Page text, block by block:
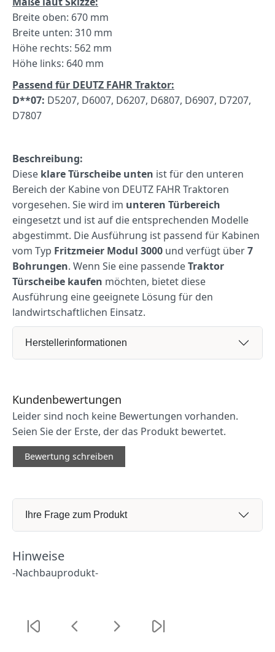
Breite oben: 670 mm
Breite unten: 310 mm
Höhe rechts: 562 mm
Höhe links: 640 mm
Passend für DEUTZ FAHR Traktor:
D**07: D5207, D6007, D6207, D6807, D6907, D7207,
D7807
Beschreibung:
Diese klare Türscheibe unten ist für den unteren
Bereich der Kabine von DEUTZ FAHR Traktoren
vorgesehen. Sie wird im unteren Türbereich
eingesetzt und ist auf die entsprechenden Modelle
abgestimmt. Die Ausführung ist passend für Kabinen
vom Typ Fritzmeier Modul 3000 und verfügt über7
Bohrungen. Wenn Sie eine passendeTraktor
Türscheibe kaufen möchten, bietet diese
Ausführung eine geeignete Lösung für den
landwirtschaftlichen Einsatz.
Herstellerinformationen
Kundenbewertungen
Leider sind noch keine Bewertungen vorhanden.
Seien Sie der Erste, der das Produkt bewertet.
Bewertung schreiben
Ihre Frage zum Produkt
Hinweise
-Nachbauprodukt-